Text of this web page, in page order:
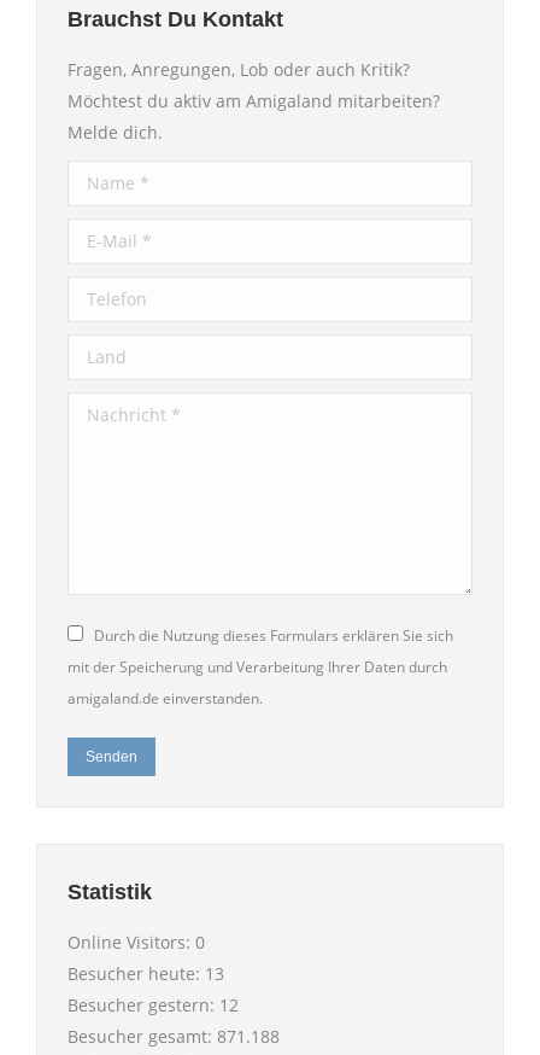
Brauchst Du Kontakt
Fragen, Anregungen, Lob oder auch Kritik?
Möchtest du aktiv am Amigaland mitarbeiten?
Melde dich.
Name *
E-Mail *
Telefon
Land
Nachricht *
Durch die Nutzung dieses Formulars erklären Sie sich
mit der Speicherung und Verarbeitung Ihrer Daten durch
amigaland.de einverstanden.
Senden
Statistik
Online Visitors: 0
Besucher heute: 13
Besucher gestern: 12
Besucher gesamt: 871.188